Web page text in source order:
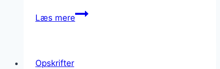
Læs mereCitrontærte
Opskrifter